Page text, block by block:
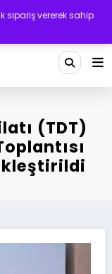
sipariş vererek sahip
(TDT)